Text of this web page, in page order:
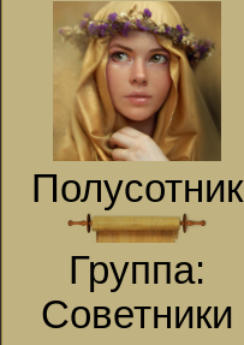
Полусотник
Группа:
Советники